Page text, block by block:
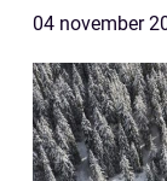
04 november